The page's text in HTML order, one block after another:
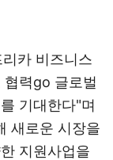
카 비즈니스
력go 글로벌
기대한다"며
새로운 시장을
지원사업을